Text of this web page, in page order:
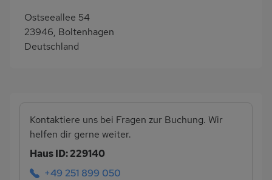
Ostseeallee 54
23946, Boltenhagen
Deutschland
Kontaktiere uns bei Fragen zur Buchung. Wir
helfen dir gerne weiter.
Haus ID: 229140
+49 251 899 050